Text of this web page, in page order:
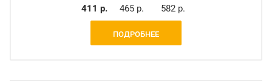
411 р. 465 р. 582 р.
ПОДРОБНЕЕ